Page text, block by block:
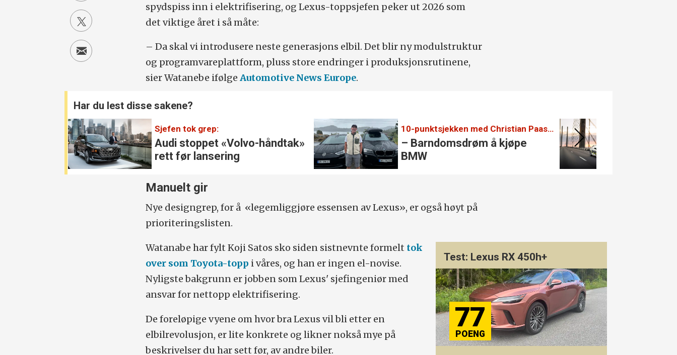
spydspiss inn i elektrifisering, og Lexus-toppsjefen peker ut 2026 som
det viktige året i så måte:
– Da skal vi introdusere neste generasjons elbil. Det blir ny modul­struktur
og programvare­plattform, pluss store endringer i produksjonsrutinene,
sier Watanebe ifølgeAutomotive News Europe.
Har du lest disse sakene?
Sjefen tok grep:
Audi stoppet «Volvo-håndtak»
rett før lansering
10-punktsjekken med Christian Paasche:
– Barndoms­drøm å kjøpe
BMW
Manuelt gir
Nye designgrep, for å «legemliggjøre essensen av Lexus», er også høyt på
prioriteringslisten.
Test: Lexus RX 450h+
77
Watanabe har fylt Koji Satos sko siden sistnevnte formelt tok
over som Toyota-topp i våres, og han er ingen el-novise.
Nyligste bakgrunn er jobben som Lexus' sjefingeniør med
ansvar for nettopp elektrifisering.
De foreløpige vyene om hvor bra Lexus vil bli etter en
elbilrevolusjon, er lite konkrete og likner nokså mye på
beskrivelser du har sett før, av andre biler.